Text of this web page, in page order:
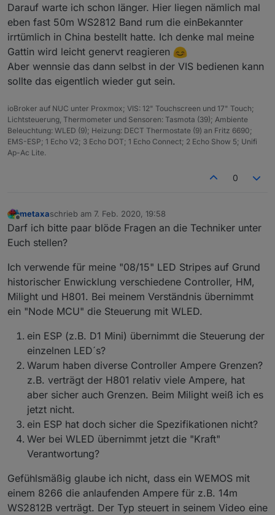
Darauf warte ich schon länger. Hier liegen nämlich mal
eben fast 50m WS2812 Band rum die einBekannter
irrtümlich in China bestellt hatte. Ich denke mal meine
Gattin wird leicht genervt reagieren
Aber wennsie das dann selbst in der VIS bedienen kann
sollte das eigentlich wieder gut sein.
ioBroker auf NUC unter Proxmox; VIS: 12" Touchscreen und 17" Touch;
Lichtsteuerung, Thermometer und Sensoren: Tasmota (39); Ambiente
Beleuchtung: WLED (9); Heizung: DECT Thermostate (9) an Fritz 6690;
EMS-ESP; 1 Echo V2; 3 Echo DOT; 1 Echo Connect; 2 Echo Show 5; Unifi
Ap-Ac Lite.
0
Offline
metaxaschrieb am 7. Feb. 2020, 19:58
zuletzt editiert von
Darf ich bitte paar blöde Fragen an die Techniker unter
Euch stellen?
Ich verwende für meine "08/15" LED Stripes auf Grund
historischer Enwicklung verschiedene Controller, HM,
Milight und H801. Bei meinem Verständnis übernimmt
ein "Node MCU" die Steuerung mit WLED.
ein ESP (z.B. D1 Mini) übernimmt die Steuerung der
einzelnen LED´s?
Warum haben diverse Controller Ampere Grenzen?
z.B. verträgt der H801 relativ viele Ampere, hat
aber sicher auch Grenzen. Beim Milight weiß ich es
jetzt nicht.
ein ESP hat doch sicher die Spezifikationen nicht?
Wer bei WLED übernimmt jetzt die "Kraft"
Verantwortung?
Gefühlsmäßig glaube ich nicht, dass ein WEMOS mit
einem 8266 die anlaufenden Ampere für z.B. 14m
WS2812B verträgt. Der Typ steuert in seinem Video eine